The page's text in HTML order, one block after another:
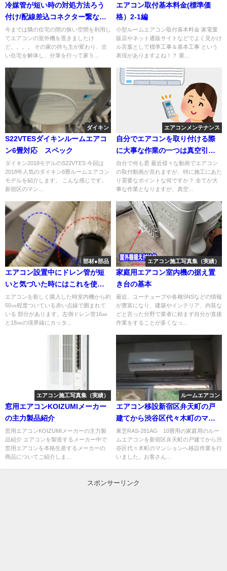
冷媒管が短い時の対処方法ろう
付け/配線差込コネクター繋など
の説明
今までは隣の住宅の間の狭い空間を利用し
てエアコンの室外機を置きましたけ
ど。。。。 その家の持ち主が変わり、古
い住宅を解体し、分筆を行って家５...
エアコン取付基本料金(標準価
格）2-1編
小型ルームエアコン取付基本料金 家電量
販店やネット通販サイトなどでよく見かけ
ル言葉として標準工事＆基本工事 という
表現がありますよね！？ 業...
ダイキン
S22VTESダイキンルームエアコ
ン6畳対応 スペック
ダイキン2018モデルのS22VTES 今回は
2018年人気のダイキン6畳ルームエアコン
モデルを紹介します。 こんな感じです。
新宿区のマン...
エアコンメンテナンス
自分でエアコンを取り付ける際
に大事な作業の一つは真空引
き！工具や道具を紹介します。
自分で何も君 最近様々な動画でエアコン
の取付動画が見れますが、特に施工にあた
り需要なポイントな何ですか？ 全てが大
事な作業となりますが、真空...
部材●部品
エアコン設置中にドレン管が短
いと気づいた時にはこれを使い
ます。
エアコンを新しく購入した時室内機から約
50㎝程度ついている赤い点線で囲まれて
いる 部分があります。左側ドレン管16㎜
と18㎜の境界線にカッタ...
エアコン施工写真集（実績）
家庭用エアコン室内機の据え置
き台の基本
最近、ユーチューブや各種SNSなどの情報
が豊富になり、建築やインテリア、内装な
どと言った分野で業者に頼まず自分が直接
作業をすることが多くなっ...
エアコン施工写真集（実績）
窓用エアコンKOIZUMIメーカー
の主力製品紹介
窓用エアコンKOIZUMIメーカーの主力製
品紹介 エアコンを製造するメーカー中で
窓用エアコンを本格生産するメーカーの
商品についてご紹介しま...
ルームエアコン
エアコン移設新宿区弁天町の戸
建てから渋谷区代々木町のマン
ションへ
東芝RAS-281AG 10畳用の家庭用のルー
ムエアコンを新宿区弁天町の戸建てから渋
谷区代々木町のマンションへ移設作業を行
いました。お客さん...
スポンサーリンク